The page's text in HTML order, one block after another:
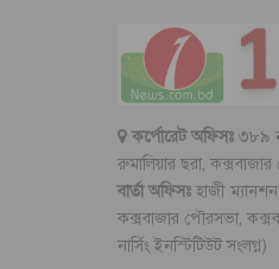
কর্পোরেট অফিসঃ৩৮৯
রুমালিয়ার ছরা,
বার্তা অফিসঃ হাজী
কক্সবাজার পৌরসভা,
নার্সিং ইনস্টিটিউট সংলগ্ন)